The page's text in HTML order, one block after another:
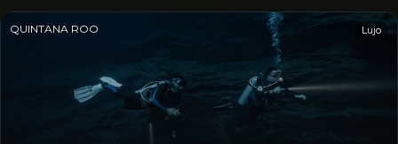
QUINTANA ROO Lujo